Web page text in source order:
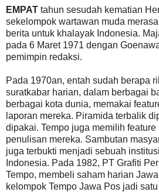
EMPAT tahun sesudah kematian
sekelompok wartawan muda
berita untuk khalayak Indonesia.
pada 6 Maret 1971 dengan
pemimpin redaksi.
Pada 1970an, entah sudah berapa
suratkabar harian, dalam berbagai
berbagai kota dunia, memakai
laporan mereka. Piramida terbalik
dipakai. Tempo juga memilih feature
penulisan mereka. Sambutan
juga terbukti menjadi sebuah
Indonesia. Pada 1982, PT Grafiti
Tempo, membeli saham harian
kelompok Tempo Jawa Pos jadi